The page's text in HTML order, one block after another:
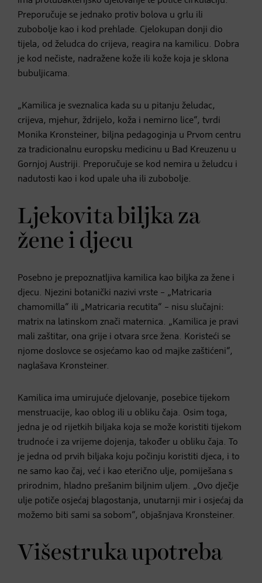
Preporučuje se jednako protiv bolova u grlu ili
zubobolje kao i kod prehlade. Cjelokupan donji dio
tijela, od želudca do crijeva, reagira na kamilicu. Dobra
je kod nečiste, nadražene kože ili kože koja je sklona
bubuljicama.
„Kamilica je sveznalica kada su u pitanju želudac,
crijeva, mjehur, ždrijelo, koža i nemirno lice“, tvrdi
Monika Kronsteiner, biljna pedagoginja u Prvom centru
za tradicionalnu europsku medicinu u Bad Kreuzenu u
Gornjoj Austriji. Preporučuje se kod nemira u želudcu i
nadutosti kao i kod upale uha ili zubobolje.
Ljekovita biljka za
žene i djecu
Posebno je prepoznatljiva kamilica kao biljka za žene i
djecu. Njezini botanički nazivi vrste – „Matricaria
chamomilla“ ili „Matricaria recutita“ – nisu slučajni:
matrix na latinskom znači maternica. „Kamilica je pravi
mali zaštitar, ona grije i otvara srce žena. Koristeći se
njome doslovce se osjećamo kao od majke zaštićeni“,
naglašava Kronsteiner.
Kamilica ima umirujuće djelovanje, posebice tijekom
menstruacije, kao oblog ili u obliku čaja. Osim toga,
jedna je od rijetkih biljaka koja se može koristiti tijekom
trudnoće i za vrijeme dojenja, također u obliku čaja. To
je jedna od prvih biljaka koju počinju koristiti djeca, i to
ne samo kao čaj, već i kao eterično ulje, pomiješana s
prirodnim, hladno prešanim biljnim uljem. „Ovo dječje
ulje potiče osjećaj blagostanja, unutarnji mir i osjećaj da
možemo biti sami sa sobom“, objašnjava Kronsteiner.
Višestruka upotreba